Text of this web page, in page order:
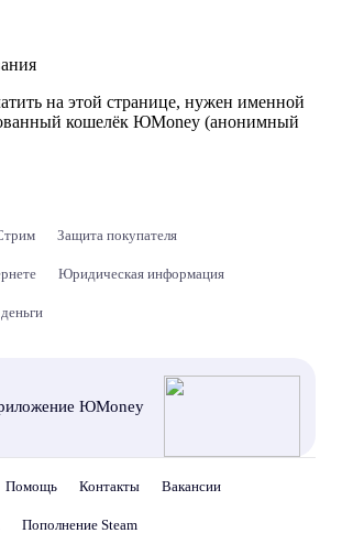
на этой странице, нужен именной
кошелёк ЮMoney (анонимный
Защита покупателя
Юридическая информация
ЮMoney
Помощь Контакты Вакансии
Пополнение Steam